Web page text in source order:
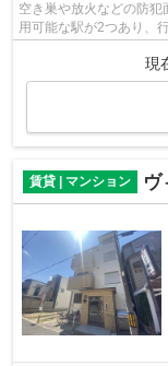
空き巣や放火などの防犯
用可能な駅が2つあり、
現
賃貸 | マンション ヴ